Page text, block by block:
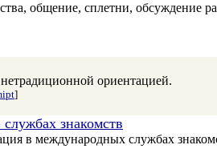
общение, сплетни, обсуждение
ориентацией.
]
знакомств
в международных службах